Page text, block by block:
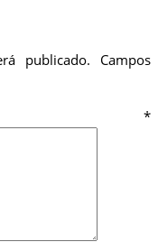
publicado.
Campos
*